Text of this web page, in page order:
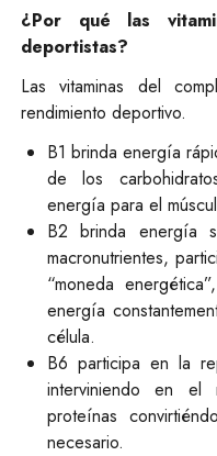
¿Por qué las
deportistas?
Las vitaminas del
rendimiento deportivo.
B1 brinda energía
de los
energía para el
B2 brinda energía
macronutrientes,
“moneda
energía
célula.
B6 participa en la
interviniendo en el
proteínas
necesario.